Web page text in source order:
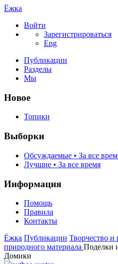
Ёжка
Войти
Зарегистрироваться
Eng
Публикации
Разделы
Мы
Новое
Топики
Выборки
Обсуждаемые • За все
Лучшие • За все время
Информация
Помощь
Правила
Контакты
Ёжка Публикации Творчество и
природного материала Поделки
Домики